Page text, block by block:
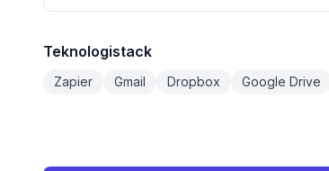
Teknologistack
Zapier Gmail Dropbox Google Drive